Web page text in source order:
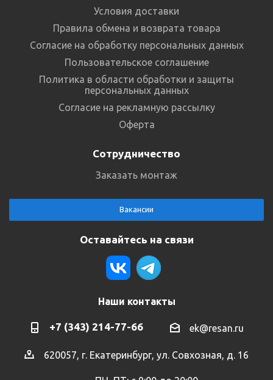
Условия доставки
Правила обмена и возврата товара
Согласие на обработку персональных данных
Пользовательское соглашение
Политика в области обработки и защиты
персональных данных
Согласие на рекламную рассылку
Оферта
Сотрудничество
Заказать монтаж
Вакансии
Оставайтесь на связи
Наши контакты
+7 (343) 214-77-66 ek@resan.ru
620057, г. Екатеринбург, ул. Совхозная, д. 16